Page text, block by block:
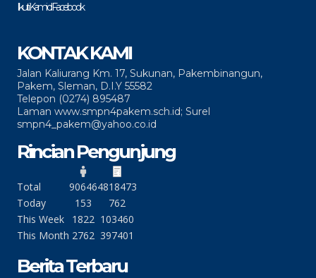
Ikuti Kami di Facebook
KONTAK KAMI
Jalan Kaliurang Km. 17, Sukunan, Pakembinangun,
Pakem, Sleman, D.I.Y 55582
Telepon (0274) 895487
Laman www.smpn4pakem.sch.id; Surel
smpn4_pakem@yahoo.co.id
Rincian Pengunjung
Total 906464818473
Today
153
762
This Week
1822 103460
This Month 2762 397401
Berita Terbaru